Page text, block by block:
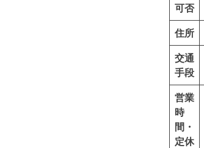
可否
住所
交通
手段
営業
時
間・
定休